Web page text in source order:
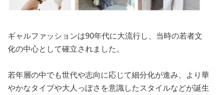
ギャルファッションは90年代に大流行し、当時の若者文
化の中心として確立されました。
若年層の中でも世代や志向に応じて細分化が進み、より華
やかなタイプや大人っぽさを意識したスタイルなどが誕生